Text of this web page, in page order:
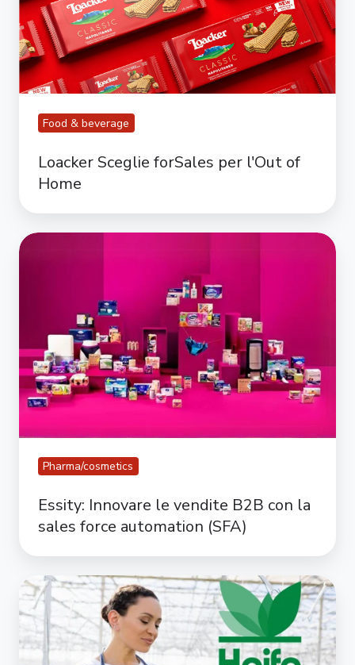
of
Home
Food & beverage
Loacker Sceglie forSales per l'Out of
Home
Essity:
con
la
sales
automation
(SFA)Pharma/cosmetics
Essity: Innovare le vendite B2B con la
sales force automation (SFA)
Haifa
Group
digitalizza
rete